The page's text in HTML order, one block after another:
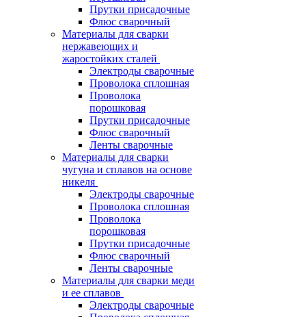
Прутки присадочные
Флюс сварочный
Материалы для сварки
нержавеющих и
жаростойких сталей
Электроды сварочные
Проволока сплошная
Проволока
порошковая
Прутки присадочные
Флюс сварочный
Ленты сварочные
Материалы для сварки
чугуна и сплавов на основе
никеля
Электроды сварочные
Проволока сплошная
Проволока
порошковая
Прутки присадочные
Флюс сварочный
Ленты сварочные
Материалы для сварки меди
и ее сплавов
Электроды сварочные